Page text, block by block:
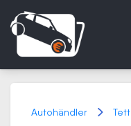
Autohändler